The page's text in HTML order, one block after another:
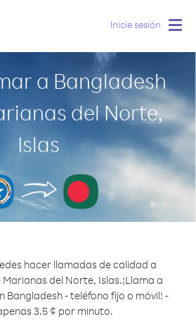
Inicie sesión
a Bangladesh
del Norte,
Islas
hacer llamadas de calidad a
del Norte, Islas.¡Llama a
Bangladesh - teléfono fijo o móvil! -
3.5 ¢ por minuto.